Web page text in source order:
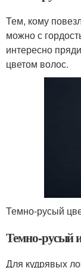
Тем, кому
можно с
интересно
цветом волос.
Темно-русый
Темно-русый
Для кудрявых